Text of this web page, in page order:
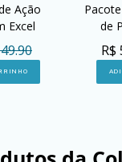
Ação
Excel
de
R$